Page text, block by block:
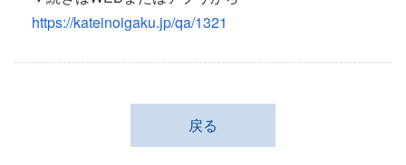
https://kateinoigaku.jp/qa/1321
戻る